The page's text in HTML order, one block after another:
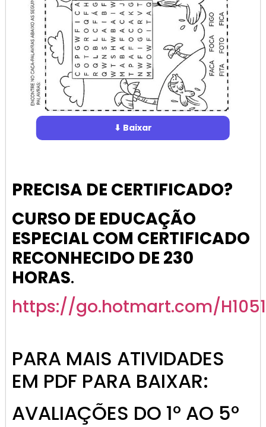
⬇ Baixar
PRECISA DE CERTIFICADO?
CURSO DE EDUCAÇÃO
ESPECIAL COM CERTIFICADO
RECONHECIDO DE 230
HORAS.
https://go.hotmart.com/
PARA MAIS ATIVIDADES
EM PDF PARA BAIXAR:
AVALIAÇÕES DO 1º AO 5º